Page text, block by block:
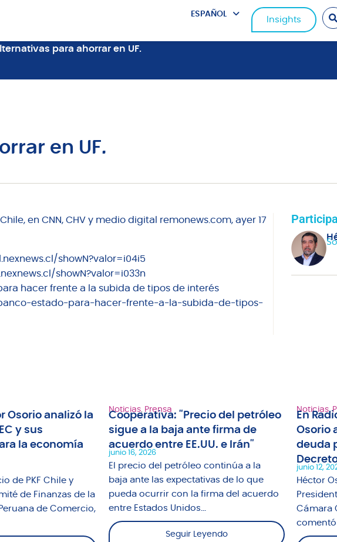
ESPAÑOL
ENGLISH Insights
para ahorrar en UF.
en UF.
en CNN, CHV y medio digital remonews.com, ayer 17
showN?valor=i04i5
showN?valor=i033n
hacer frente a la subida de tipos de interés
estado-para-hacer-frente-a-la-subida-de-tipos-
Participa
Osorio analizó la
y sus
la economía
de PKF Chile y
de Finanzas de la
de Comercio,
Noticias Prensa
Cooperativa: "Precio del petróleo
sigue a la baja ante firma de
acuerdo entre EE.UU. e Irán"
junio 16, 2026
El precio del petróleo continúa a la
baja ante las expectativas de lo que
pueda ocurrir con la firma del acuerdo
entre Estados Unidos...
Seguir Leyendo
Noticias,
En
Osorio
deuda
junio 12,
Héctor
Cámara
comentó